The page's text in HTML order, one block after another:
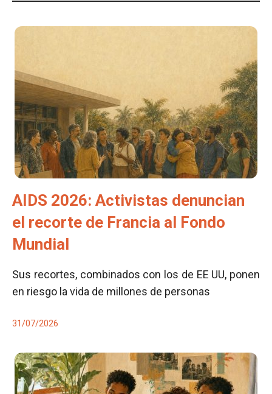
AIDS 2026: Activistas denuncian
el recorte de Francia al Fondo
Mundial
Sus recortes, combinados con los de EE UU, ponen
en riesgo la vida de millones de personas
31/07/2026